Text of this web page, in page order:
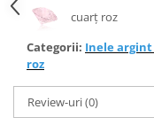
cuarț roz
Categorii: Inele
roz
Review-uri(0)